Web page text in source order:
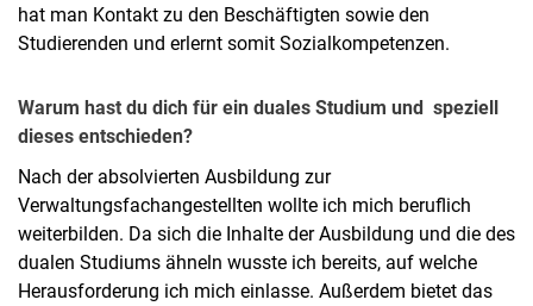
hat man Kontakt zu den Beschäftigten sowie den
Studierenden und erlernt somit Sozialkompetenzen.
Warum hast du dich für ein duales Studium und speziell
dieses entschieden?
Nach der absolvierten Ausbildung zur
Verwaltungsfachangestellten wollte ich mich beruflich
weiterbilden. Da sich die Inhalte der Ausbildung und die des
dualen Studiums ähneln wusste ich bereits, auf welche
Herausforderung ich mich einlasse. Außerdem bietet das